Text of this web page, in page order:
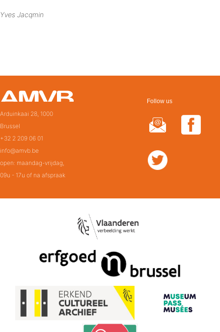
Yves Jacqmin
Arduinkaai 28, 1000
Brussel
+32 2 209 06 01
info@amvb.be
open: maandag-vrijdag,
09u - 17u of na afspraak
Follow us